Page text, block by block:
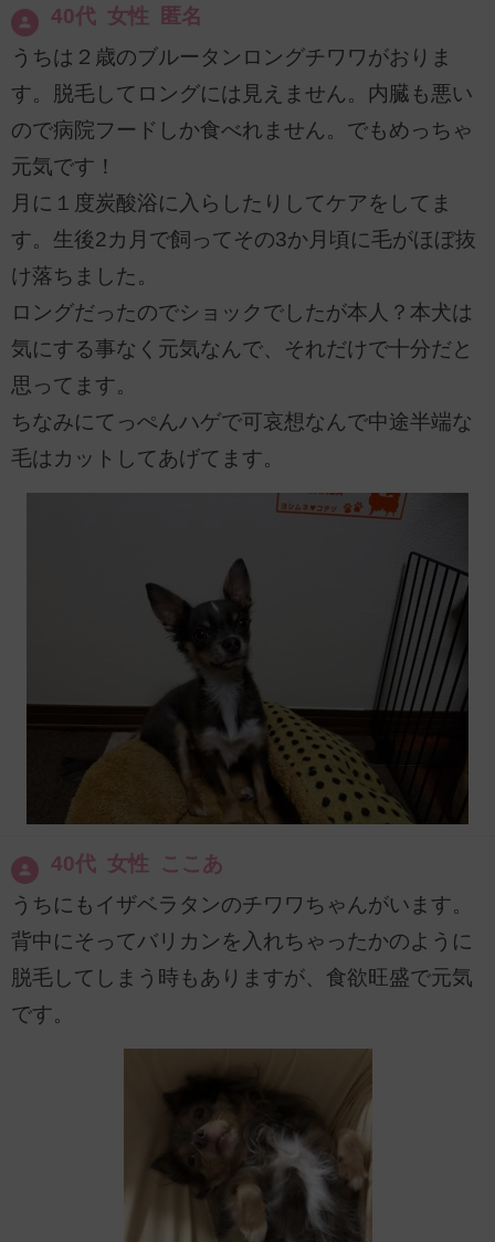
40代 女性 匿名
うちは２歳のブルータンロングチワワがおりま
す。脱毛してロングには見えません。内臓も悪い
ので病院フードしか食べれません。でもめっちゃ
元気です！
月に１度炭酸浴に入らしたりしてケアをしてま
す。生後2カ月で飼ってその3か月頃に毛がほぼ抜
け落ちました。
ロングだったのでショックでしたが本人？本犬は
気にする事なく元気なんで、それだけで十分だと
思ってます。
ちなみにてっぺんハゲで可哀想なんで中途半端な
毛はカットしてあげてます。
40代 女性 ここあ
うちにもイザベラタンのチワワちゃんがいます。
背中にそってバリカンを入れちゃったかのように
脱毛してしまう時もありますが、食欲旺盛で元気
です。